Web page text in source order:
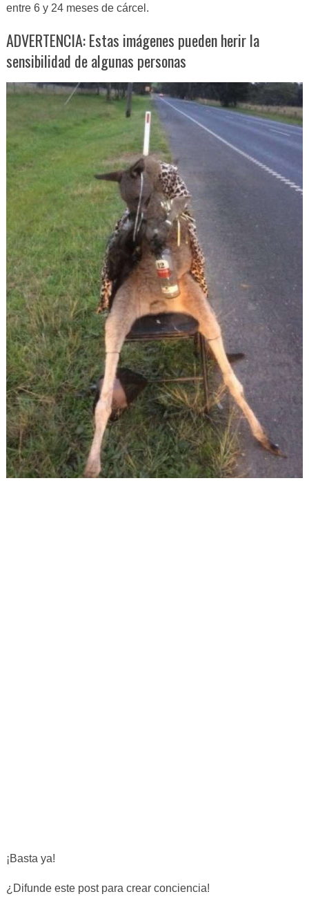
entre 6 y 24 meses de cárcel.
ADVERTENCIA: Estas imágenes pueden herir la
sensibilidad de algunas personas
¡Basta ya!
¿Difunde este post para crear conciencia!